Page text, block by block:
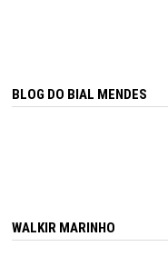
BLOG DO BIAL MENDES
WALKIR MARINHO